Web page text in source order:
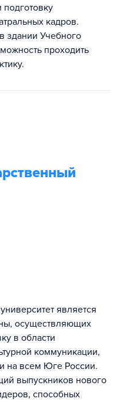
кадров.
здании Учебного
проходить
является
осуществляющих
в области
коммуникации,
на всем Юге России.
выпускников нового
способных